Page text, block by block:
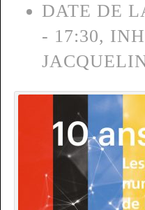
DATE DE
- 17:30,